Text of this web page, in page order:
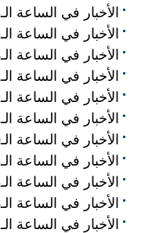
الأخبار في الساعة الـ18 2016-12-30
الأخبار في الساعة الـ16 2016-12-30
الأخبار في الساعة الـ14 2016-12-30
الأخبار في الساعة الـ12 2016-12-30
الأخبار في الساعة الـ09 2016-12-30
الأخبار في الساعة الـ22 2016-12-29
الأخبار في الساعة الـ20 2016-12-29
الأخبار في الساعة الـ18 2016-12-29
الأخبار في الساعة الـ16 2016-12-29
الأخبار في الساعة الـ14 2016-12-29
الأخبار في الساعة الـ12 2016-12-29